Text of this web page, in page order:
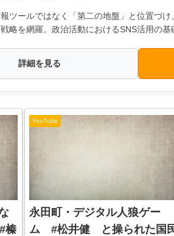
ツールではなく「第二の地盤」と位置づ
略を網羅。政治活動におけるSNS活用の基
詳細を見る
榛
YouTube
永田町・デジタル人狼ゲー
ム #松井健 と操られた国